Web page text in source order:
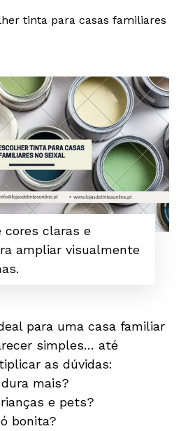
tinta para casas familiares
cores claras e
ampliar visualmente
para uma casa familiar
simples… até
as dúvidas:
mais?
e pets?
bonita?